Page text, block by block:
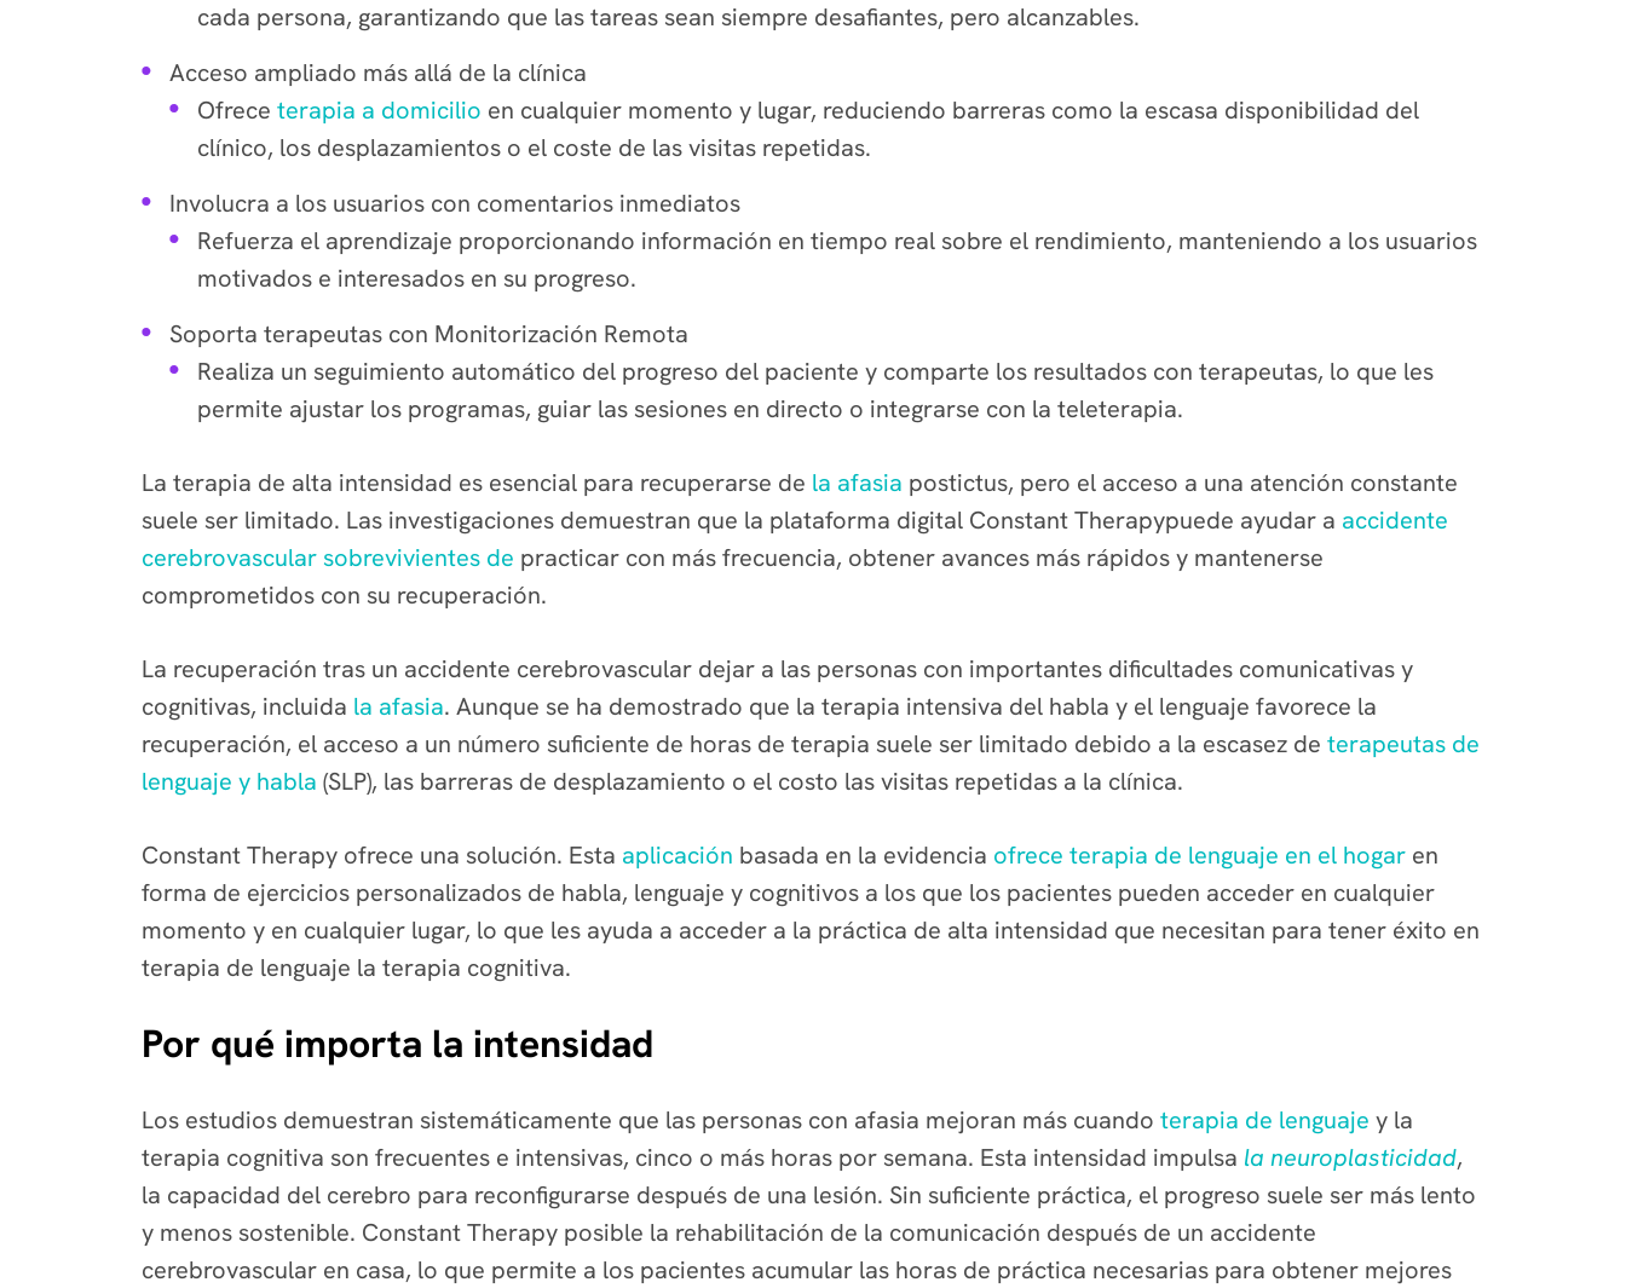
cada persona, garantizando que las tareas sean siempre desafiantes, pero alcanzables.
Acceso ampliado más allá de la clínica
Ofrece terapia a domicilio en cualquier momento y lugar, reduciendo barreras como la escasa disponibilidad del
clínico, los desplazamientos o el coste de las visitas repetidas.
Involucra a los usuarios con comentarios inmediatos
Refuerza el aprendizaje proporcionando información en tiempo real sobre el rendimiento, manteniendo a los usuarios
motivados e interesados en su progreso.
Soporta terapeutas con Monitorización Remota
Realiza un seguimiento automático del progreso del paciente y comparte los resultados con terapeutas, lo que les
permite ajustar los programas, guiar las sesiones en directo o integrarse con la teleterapia.
La terapia de alta intensidad es esencial para recuperarse de la afasia postictus, pero el acceso a una atención constante
suele ser limitado. Las investigaciones demuestran que la plataforma digital Constant Therapypuede ayudar a accidente
cerebrovascular sobrevivientes de practicar con más frecuencia, obtener avances más rápidos y mantenerse
comprometidos con su recuperación.
La recuperación tras un accidente cerebrovascular dejar a las personas con importantes dificultades comunicativas y
cognitivas, incluida la afasia. Aunque se ha demostrado que la terapia intensiva del habla y el lenguaje favorece la
recuperación, el acceso a un número suficiente de horas de terapia suele ser limitado debido a la escasez de terapeutas de
lenguaje y habla (SLP), las barreras de desplazamiento o el costo las visitas repetidas a la clínica.
Constant Therapy ofrece una solución. Esta aplicación basada en la evidencia ofrece terapia de lenguaje en el hogar en
forma de ejercicios personalizados de habla, lenguaje y cognitivos a los que los pacientes pueden acceder en cualquier
momento y en cualquier lugar, lo que les ayuda a acceder a la práctica de alta intensidad que necesitan para tener éxito en
terapia de lenguaje la terapia cognitiva.
Por qué importa la intensidad
Los estudios demuestran sistemáticamente que las personas con afasia mejoran más cuando terapia de lenguaje y la
terapia cognitiva son frecuentes e intensivas, cinco o más horas por semana. Esta intensidad impulsa la neuroplasticidad,
la capacidad del cerebro para reconfigurarse después de una lesión. Sin suficiente práctica, el progreso suele ser más lento
y menos sostenible. Constant Therapy posible la rehabilitación de la comunicación después de un accidente
cerebrovascular en casa, lo que permite a los pacientes acumular las horas de práctica necesarias para obtener mejores